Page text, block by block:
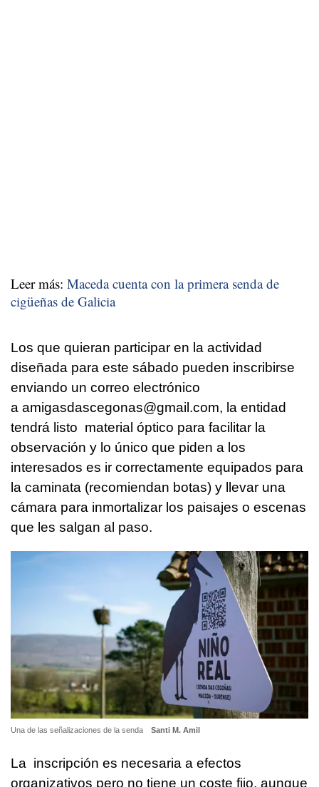
Leer más: Maceda cuenta con la primera senda de
cigüeñas de Galicia
Los que quieran participar en la actividad
diseñada para este sábado pueden inscribirse
enviando un correo electrónico
a amigasdascegonas@gmail.com, la entidad
tendrá listo material óptico para facilitar la
observación y lo único que piden a los
interesados es ir correctamente equipados para
la caminata (recomiendan botas) y llevar una
cámara para inmortalizar los paisajes o escenas
que les salgan al paso.
Una de las señalizaciones de la senda Santi M. Amil
La inscripción es necesaria a efectos
organizativos pero no tiene un coste fijo, aunque